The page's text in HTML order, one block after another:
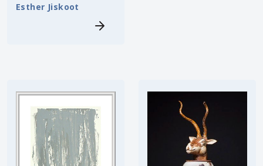
Esther Jiskoot